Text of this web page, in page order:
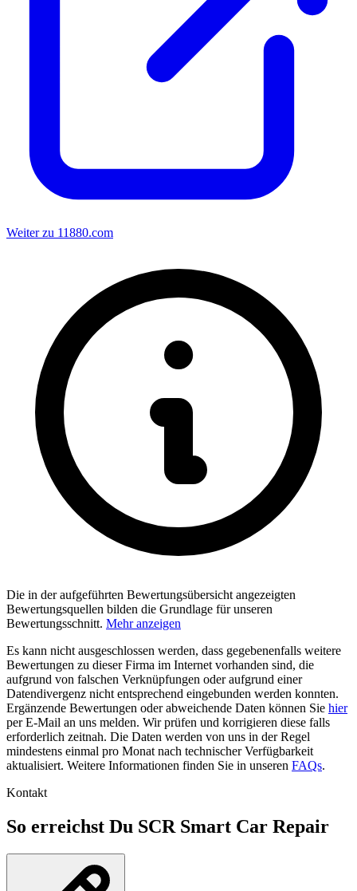
Weiter zu 11880.com
Die in der aufgeführten Bewertungsübersicht angezeigten
Bewertungsquellen bilden die Grundlage für unseren
Bewertungsschnitt. Mehr anzeigen
Es kann nicht ausgeschlossen werden, dass gegebenenfalls weitere
Bewertungen zu dieser Firma im Internet vorhanden sind, die
aufgrund von falschen Verknüpfungen oder aufgrund einer
Datendivergenz nicht entsprechend eingebunden werden konnten.
Ergänzende Bewertungen oder abweichende Daten können Sie hier
per E-Mail an uns melden. Wir prüfen und korrigieren diese falls
erforderlich zeitnah. Die Daten werden von uns in der Regel
mindestens einmal pro Monat nach technischer Verfügbarkeit
aktualisiert. Weitere Informationen finden Sie in unseren FAQs.
Kontakt
So erreichst Du SCR Smart Car Repair